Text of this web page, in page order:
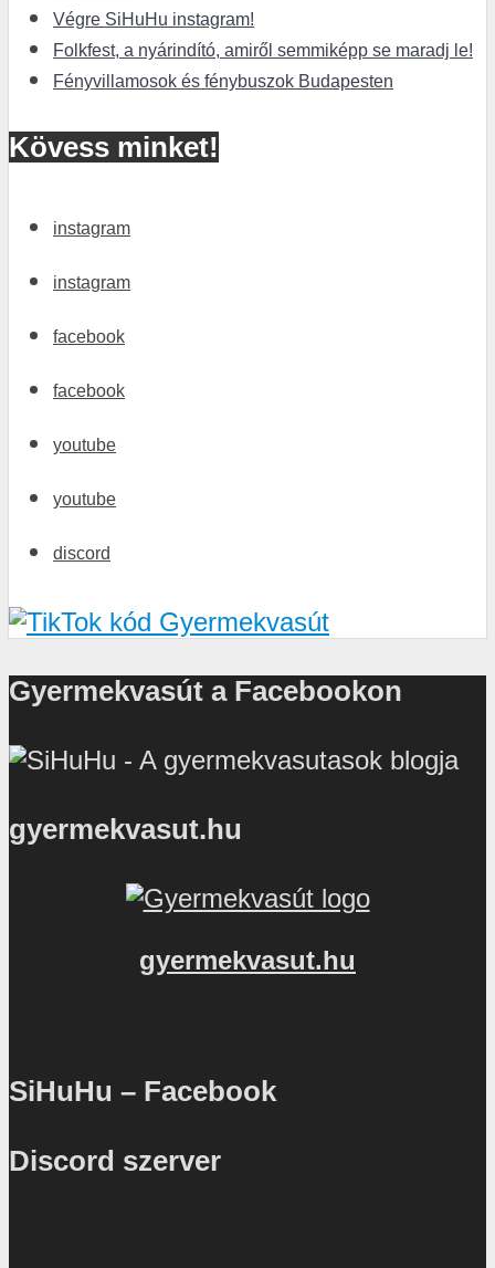
Végre SiHuHu instagram!
Folkfest, a nyárindító, amiről semmiképp se maradj le!
Fényvillamosok és fénybuszok Budapesten
Kövess minket!
instagram
instagram
facebook
facebook
youtube
youtube
discord
Gyermekvasút a Facebookon
gyermekvasut.hu
gyermekvasut.hu
SiHuHu – Facebook
Discord szerver